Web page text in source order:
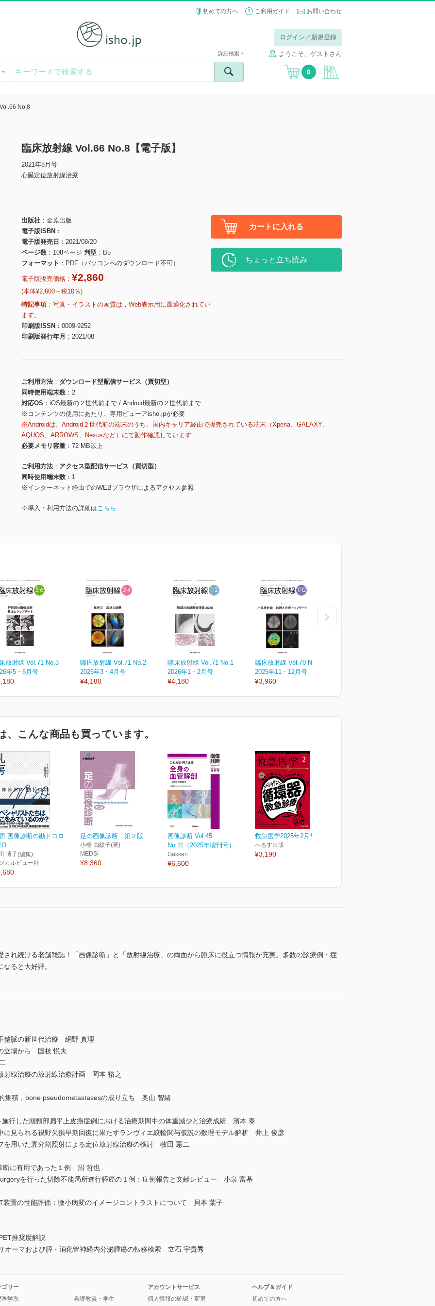
初めての方へ ご利用ガイド お問い合わせ
ログイン／新規登録
ようこそ、ゲストさん
詳細検索
0
No.8
臨床放射線 Vol.66 No.8【電子版】
2021年8月号
心臓定位放射線治療
出版社
金原出版
電子版ISBN
電子版発売日
2021/08/20
ページ数
108ページ 判型
B5
フォーマット
PDF（パソコンへのダウンロード不可）
電子版販売価格： ¥2,860
(本体¥2,600＋税10％)
特記事項
写真・イラストの画質は，Web表示用に最適化されてい
ます。
印刷版ISSN
0009-9252
印刷版発行年月
2021/08
カートに入れる
ちょっと立ち読み
ご利用方法
ダウンロード型配信サービス（買切型）
同時使用端末数
2
対応OS
iOS最新の２世代前まで / Android最新の２世代前まで
※コンテンツの使用にあたり、専用ビューアisho.jpが必要
※Androidは、Android２世代前の端末のうち、国内キャリア経由で販売されている端末（Xperia、GALAXY、
AQUOS、ARROWS、Nexusなど）にて動作確認しています
必要メモリ容量
72 MB以上
ご利用方法
アクセス型配信サービス（買切型）
同時使用端末数
1
※インターネット経由でのWEBブラウザによるアクセス参照
※導入・利用方法の詳細はこちら
放射線 Vol.71 No.3
年5・6月号
臨床放射線 Vol.71 No.2
2026年3・4月号
¥4,180
臨床放射線 Vol.71 No.1
2026年1・2月号
¥4,180
臨床放射線 Vol.70 No.6
2025年11・12月号
¥3,960
、こんな商品も買っています。
画像診断の勘ドコロ
博子(編集)
カルビュー社
足の画像診断 第２版
小橋 由紋子(著)
MEDSI
¥8,360
画像診断 Vol.45
No.11（2025年増刊号）
Gakken
¥6,600
救急医学2025年2月号
へるす出版
¥3,190
れ続ける老舗雑誌！「画像診断」と「放射線治療」の両面から臨床に役立つ情報が充実。多数の診療例・症
ると大好評。
整脈の新世代治療 網野 真理
立場から 国枝 悦夫
射線治療の放射線治療計画 岡本 裕之
集積，bone pseudometastasesの成り立ち 奥山 智緒
行した頭頸部扁平上皮癌症例における治療期間中の体重減少と治療成績 濱本 泰
に見られる視野欠損早期回復に果たすランヴィエ絞輪関与仮説の数理モデル解析 井上 俊彦
を用いた寡分割照射による定位放射線治療の検討 牧田 憲二
断に有用であった１例 沼 哲也
を行った切除不能局所進行膵癌の１例：症例報告と文献レビュー 小泉 富基
装置の性能評価：微小病変のイメージコントラストについて 貝本 葉子
推奨度解説
ーマおよび膵・消化管神経内分泌腫瘍の転移検索 立石 宇貴秀
ゴリー
医学系
看護教員・学生
アカウントサービス
個人情報の確認・変更
ヘルプ＆ガイド
初めての方へ